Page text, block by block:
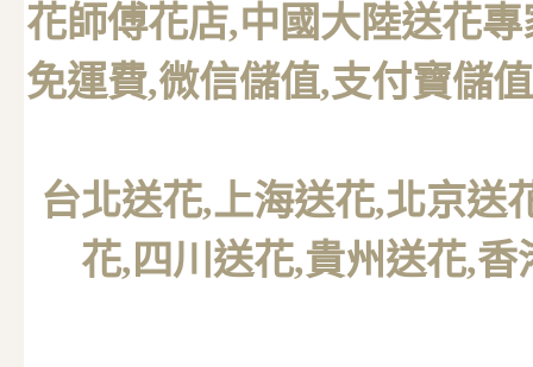
花師傅花店,中國大陸送花
免運費,微信儲值,支付寶儲
台北送花,上海送花,北京送
花,四川送花,貴州送花,